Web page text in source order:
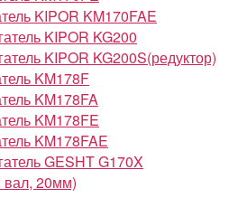
KIPOR KM170FAE
KIPOR KG200
KIPOR KG200S(редуктор)
KM178F
KM178FA
KM178FE
KM178FAE
GESHT G170X
вал, 20мм)